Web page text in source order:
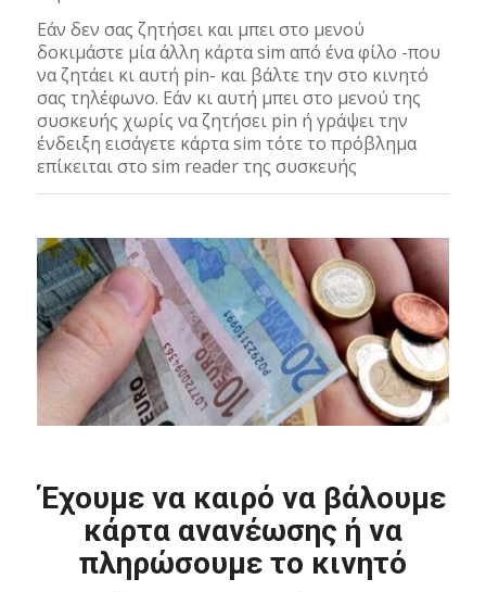
Εάν δεν σας ζητήσει και μπει στο μενού
δοκιμάστε μία άλλη κάρτα sim από ένα φίλο -που
να ζητάει κι αυτή pin- και βάλτε την στο κινητό
σας τηλέφωνο. Εάν κι αυτή μπει στο μενού της
συσκευής χωρίς να ζητήσει pin ή γράψει την
ένδειξη εισάγετε κάρτα sim τότε το πρόβλημα
επίκειται στο sim reader της συσκευής
Έχουμε να καιρό να βάλουμε
κάρτα ανανέωσης ή να
πληρώσουμε το κινητό